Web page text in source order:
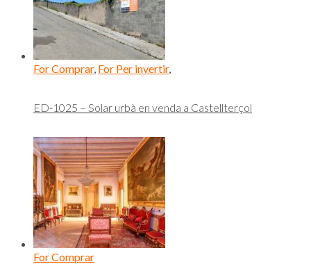
For Comprar, For Per invertir,
ED-1025 – Solar urbà en venda a Castellterçol
For Comprar